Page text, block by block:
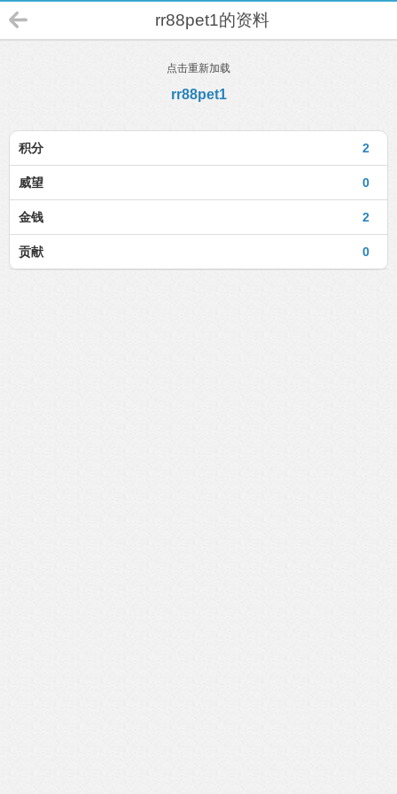
rr88pet1的资料
点击重新加载
rr88pet1
2
积分
0
威望
2
金钱
0
贡献